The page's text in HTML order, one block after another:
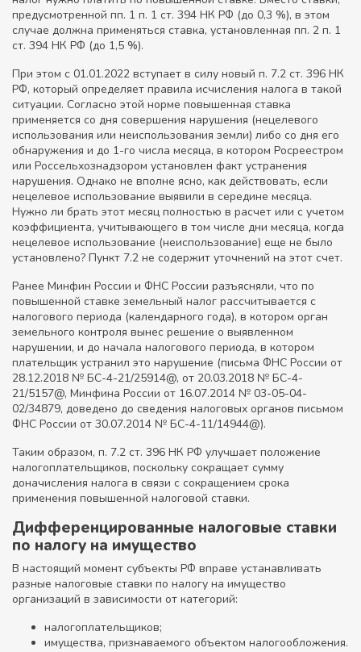
предусмотренной пп. 1 п. 1 ст. 394 НК РФ (до 0,3 %), в этом
случае должна применяться ставка, установленная пп. 2 п. 1
ст. 394 НК РФ (до 1,5 %).
При этом с 01.01.2022 вступает в силу новый п. 7.2 ст. 396 НК
РФ, который определяет правила исчисления налога в такой
ситуации. Согласно этой норме повышенная ставка
применяется со дня совершения нарушения (нецелевого
использования или неиспользования земли) либо со дня его
обнаружения и до 1-го числа месяца, в котором Росреестром
или Россельхознадзором установлен факт устранения
нарушения. Однако не вполне ясно, как действовать, если
нецелевое использование выявили в середине месяца.
Нужно ли брать этот месяц полностью в расчет или с учетом
коэффициента, учитывающего в том числе дни месяца, когда
нецелевое использование (неиспользование) еще не было
установлено? Пункт 7.2 не содержит уточнений на этот счет.
Ранее Минфин России и ФНС России разъясняли, что по
повышенной ставке земельный налог рассчитывается с
налогового периода (календарного года), в котором орган
земельного контроля вынес решение о выявленном
нарушении, и до начала налогового периода, в котором
плательщик устранил это нарушение (письма ФНС России от
28.12.2018 № БС-4-21/25914@, от 20.03.2018 № БС-4-
21/5157@, Минфина России от 16.07.2014 № 03-05-04-
02/34879, доведено до сведения налоговых органов письмом
ФНС России от 30.07.2014 № БС-4-11/14944@).
Таким образом, п. 7.2 ст. 396 НК РФ улучшает положение
налогоплательщиков, поскольку сокращает сумму
доначисления налога в связи с сокращением срока
применения повышенной налоговой ставки.
Дифференцированные налоговые ставки
по налогу на имущество
В настоящий момент субъекты РФ вправе устанавливать
разные налоговые ставки по налогу на имущество
организаций в зависимости от категорий:
налогоплательщиков;
имущества, признаваемого объектом налогообложения.